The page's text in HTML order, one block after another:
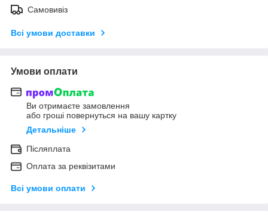
Самовивіз
Всі умови доставки
Умови оплати
Ви отримаєте замовлення
або гроші повернуться на вашу картку
Детальніше
Післяплата
Оплата за реквізитами
Всі умови оплати